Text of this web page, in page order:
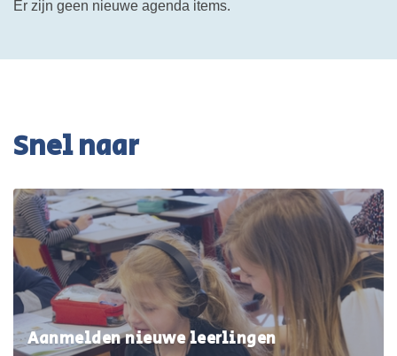
Er zijn geen nieuwe agenda items.
Snel naar
Aanmelden nieuwe leerlingen